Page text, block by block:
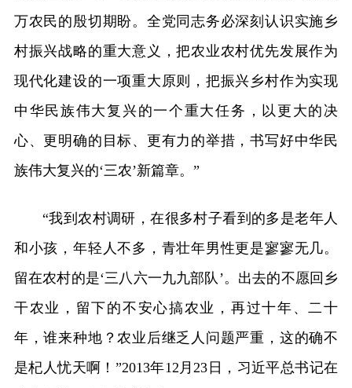
万农民的殷切期盼。全党同志务必深刻认识实施乡
村振兴战略的重大意义，把农业农村优先发展作为
现代化建设的一项重大原则，把振兴乡村作为实现
中华民族伟大复兴的一个重大任务，以更大的决
心、更明确的目标、更有力的举措，书写好中华民
族伟大复兴的‘三农’新篇章。”
“我到农村调研，在很多村子看到的多是老年人
和小孩，年轻人不多，青壮年男性更是寥寥无几。
留在农村的是‘三八六一九九部队’。出去的不愿回乡
干农业，留下的不安心搞农业，再过十年、二十
年，谁来种地？农业后继乏人问题严重，这的确不
是杞人忧天啊！”2013年12月23日，习近平总书记在